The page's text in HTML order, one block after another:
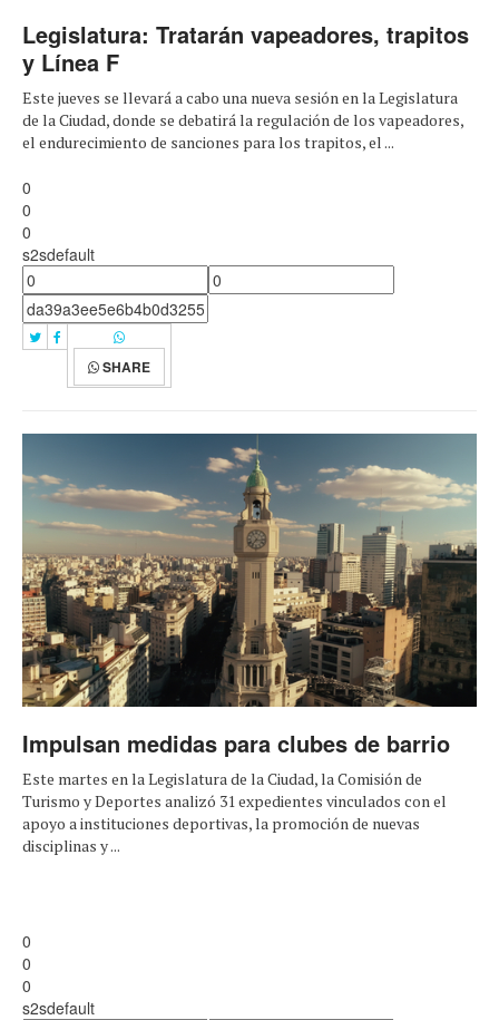
Legislatura: Tratarán vapeadores, trapitos
y Línea F
Este jueves se llevará a cabo una nueva sesión en la Legislatura
de la Ciudad, donde se debatirá la regulación de los vapeadores,
el endurecimiento de sanciones para los trapitos, el ...
0
0
0
s2sdefault
SHARE
Impulsan medidas para clubes de barrio
Este martes en la Legislatura de la Ciudad, la Comisión de
Turismo y Deportes analizó 31 expedientes vinculados con el
apoyo a instituciones deportivas, la promoción de nuevas
disciplinas y ...
0
0
0
s2sdefault